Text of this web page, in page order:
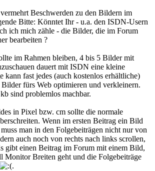
Beschwerden zu den Bildern im
Bitte: Könntet Ihr - u.a. den ISDN-Usern
ich mich zähle - die Bilder, die im Forum
bearbeiten ?
im Rahmen bleiben, 4 bis 5 Bilder mit
dauert mit ISDN eine kleine
kann fast jedes (auch kostenlos erhältliche)
fürs Web optimieren und verkleinern.
sind problemlos machbar.
in Pixel bzw. cm sollte die normale
Wenn im ersten Beitrag ein Bild
man in den Folgebeiträgen nicht nur von
auch noch von rechts nach links scrollen,
gibt einen Beitrag im Forum mit einem Bild,
Monitor Breiten geht und die Folgebeiträge
.